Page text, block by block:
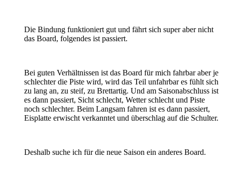
Die Bindung funktioniert gut und fährt sich super aber nicht
das Board, folgendes ist passiert.
Bei guten Verhältnissen ist das Board für mich fahrbar aber je
schlechter die Piste wird, wird das Teil unfahrbar es fühlt sich
zu lang an, zu steif, zu Brettartig. Und am Saisonabschluss ist
es dann passiert, Sicht schlecht, Wetter schlecht und Piste
noch schlechter. Beim Langsam fahren ist es dann passiert,
Eisplatte erwischt verkanntet und überschlag auf die Schulter.
Deshalb suche ich für die neue Saison ein anderes Board.